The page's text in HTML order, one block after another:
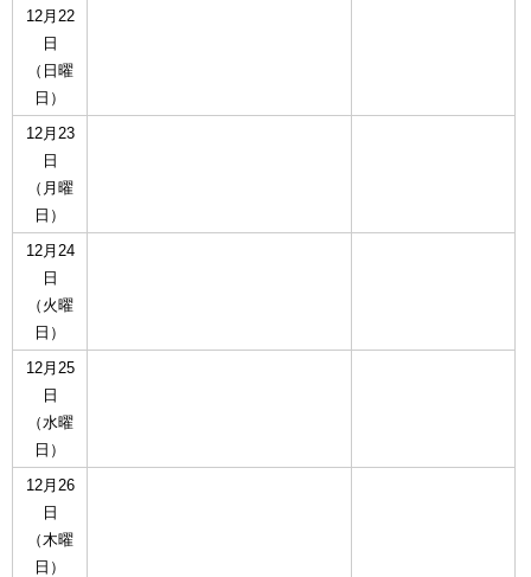
12月22
日
（日曜
日）
12月23
日
（月曜
日）
12月24
日
（火曜
日）
12月25
日
（水曜
日）
12月26
日
（木曜
日）